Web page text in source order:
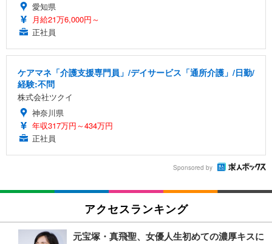
愛知県
月給21万6,000円～
正社員
ケアマネ「介護支援専門員」/デイサービス「通所介護」/日勤/
経験:不問
株式会社ツクイ
神奈川県
年収317万円～434万円
正社員
Sponsored by
アクセスランキング
元宝塚・真飛聖、女優人生初めての濃厚キスに